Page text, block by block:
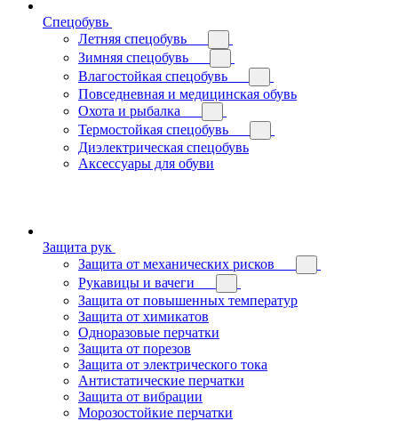
Спецобувь
Летняя спецобувь
Зимняя спецобувь
Влагостойкая спецобувь
Повседневная и медицинская обувь
Охота и рыбалка
Термостойкая спецобувь
Диэлектрическая спецобувь
Аксессуары для обуви
Защита рук
Защита от механических рисков
Рукавицы и вачеги
Защита от повышенных температур
Защита от химикатов
Одноразовые перчатки
Защита от порезов
Защита от электрического тока
Антистатические перчатки
Защита от вибрации
Морозостойкие перчатки